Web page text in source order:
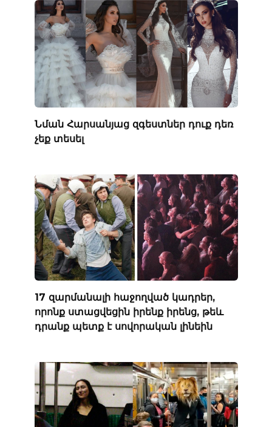
Նման Հարսանյաց զգեստներ դուք դեռ
չեք տեսել
17 զարմանալի հաջողված կադրեր,
որոնք ստացվեցին իրենք իրենց, թեև
դրանք պետք է սովորական լինեին